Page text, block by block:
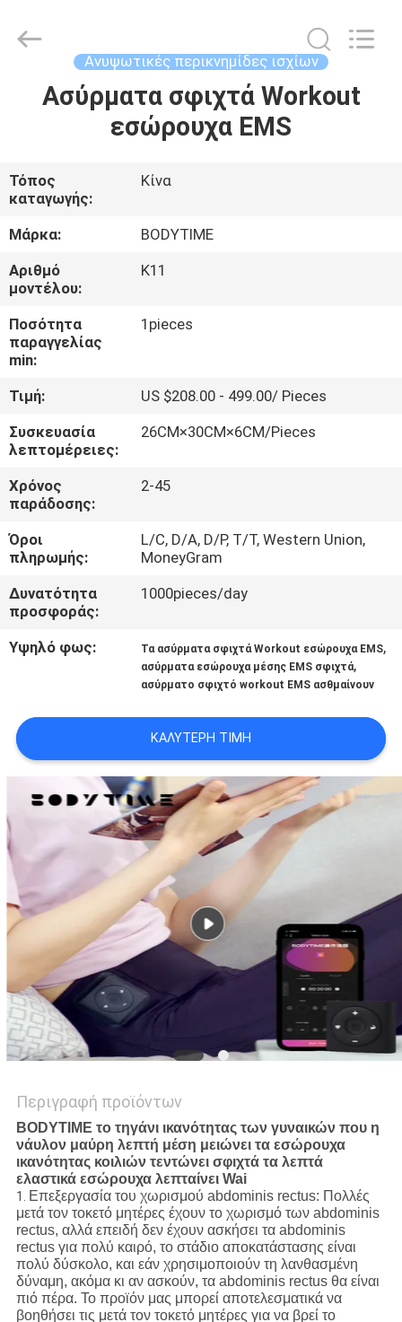
ΣΠΊΤΙ
ΠΕΡΊΠΟΥ
ΕΜΕΊΣ
ΓΎΡΟΣ
ΕΡΓΟΣΤΑΣΊΩΝ
ΠΟΙΟΤΙΚΌΣ
ΜΑΣ
ΕΛΆΤΕ
ΣΕ
ΕΠΑΦΉ
ΜΕ
ΝΈΑ
ΠΕΡΙΠΤΏΣΕΙΣ
ΖΗΤΉΣΤΕ
ΈΝΑ
ΑΠΌΣΠΑΣΜΑ
SITEMAP
PRIVACY
POLICY
Technology
Ανυψωτικές περικνημίδες ισχίων
Ασύρματα σφιχτά Workout
εσώρουχα EMS
Τόπος
καταγωγής:
Κίνα
Μάρκα:
BODYTIME
Αριθμό
μοντέλου:
K11
Ποσότητα
παραγγελίας
min:
1pieces
Τιμή:
US $208.00 - 499.00/ Pieces
Συσκευασία
λεπτομέρειες:
26CM×30CM×6CM/Pieces
Χρόνος
παράδοσης:
2-45
Όροι
πληρωμής:
L/C, D/A, D/P, T/T, Western Union,
MoneyGram
Δυνατότητα
προσφοράς:
1000pieces/day
Υψηλό φως: Τα ασύρματα σφιχτά Workout εσώρουχα EMS,
ασύρματα εσώρουχα μέσης EMS σφιχτά,
ασύρματο σφιχτό workout EMS ασθμαίνουν
ΚΑΛΎΤΕΡΗ ΤΙΜΉ
Περιγραφή προϊόντων
BODYTIME το τηγάνι ικανότητας των γυναικών που η
νάυλον μαύρη λεπτή μέση μειώνει τα εσώρουχα
ικανότητας κοιλιών τεντώνει σφιχτά τα λεπτά
ελαστικά εσώρουχα λεπταίνει Wai
1. Επεξεργασία του χωρισμού abdominis rectus: Πολλές
μετά τον τοκετό μητέρες έχουν το χωρισμό των abdominis
rectus, αλλά επειδή δεν έχουν ασκήσει τα abdominis
rectus για πολύ καιρό, το στάδιο αποκατάστασης είναι
πολύ δύσκολο, και εάν χρησιμοποιούν τη λανθασμένη
δύναμη, ακόμα κι αν ασκούν, τα abdominis rectus θα είναι
πιό πέρα. Το προϊόν μας μπορεί αποτελεσματικά να
βοηθήσει τις μετά τον τοκετό μητέρες για να βρεί το